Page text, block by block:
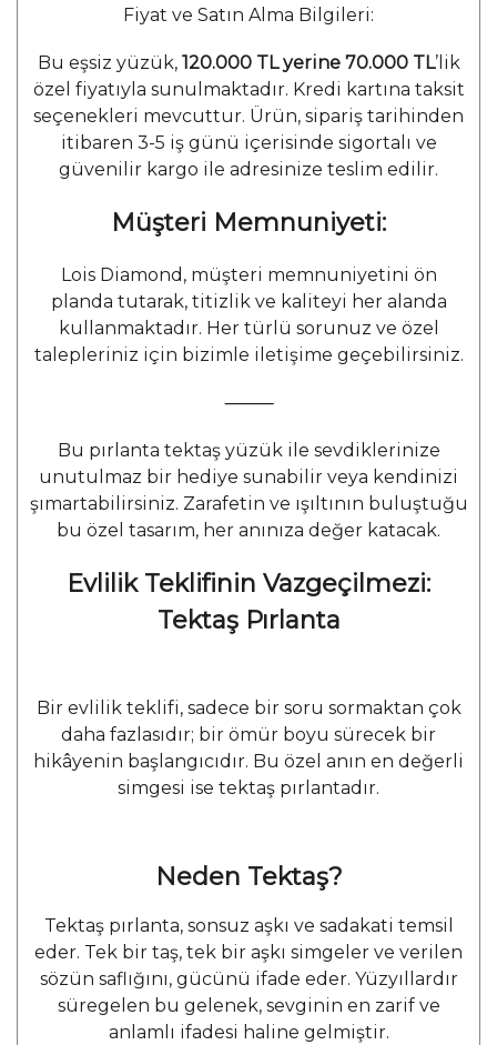
Fiyat ve Satın Alma Bilgileri:
Bu eşsiz yüzük,120.000 TL yerine 70.000 TL’lik
özel fiyatıyla sunulmaktadır. Kredi kartına taksit
seçenekleri mevcuttur. Ürün, sipariş tarihinden
itibaren 3-5 iş günü içerisinde sigortalı ve
güvenilir kargo ile adresinize teslim edilir.
Müşteri Memnuniyeti:
Lois Diamond, müşteri memnuniyetini ön
planda tutarak, titizlik ve kaliteyi her alanda
kullanmaktadır. Her türlü sorunuz ve özel
talepleriniz için bizimle iletişime geçebilirsiniz.
⸻
Bu pırlanta tektaş yüzük ile sevdiklerinize
unutulmaz bir hediye sunabilir veya kendinizi
şımartabilirsiniz. Zarafetin ve ışıltının buluştuğu
bu özel tasarım, her anınıza değer katacak.
Evlilik Teklifinin Vazgeçilmezi:
Tektaş Pırlanta
Bir evlilik teklifi, sadece bir soru sormaktan çok
daha fazlasıdır; bir ömür boyu sürecek bir
hikâyenin başlangıcıdır. Bu özel anın en değerli
simgesi ise tektaş pırlantadır.
Neden Tektaş?
Tektaş pırlanta, sonsuz aşkı ve sadakati temsil
eder. Tek bir taş, tek bir aşkı simgeler ve verilen
sözün saflığını, gücünü ifade eder. Yüzyıllardır
süregelen bu gelenek, sevginin en zarif ve
anlamlı ifadesi haline gelmiştir.